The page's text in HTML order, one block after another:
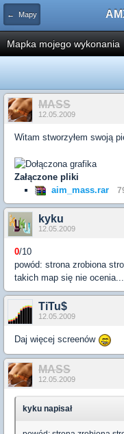
← Mapy
Mapka mojego wykonania
MASS
12.05.2009
Witam stworzyłem swoją
Załączone pliki
aim_mass.rar
kyku
12.05.2009
0/10
powód: strona zrobiona
takich map się nie
TiTu$
12.05.2009
Daj więcej screenów
MASS
12.05.2009
kyku napisał